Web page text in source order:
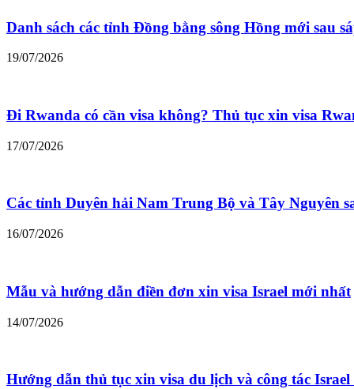
Danh sách các tỉnh Đồng bằng sông Hồng mới sau
19/07/2026
Đi Rwanda có cần visa không? Thủ tục xin visa
17/07/2026
Các tỉnh Duyên hải Nam Trung Bộ và Tây Nguyên
16/07/2026
Mẫu và hướng dẫn điền đơn xin visa Israel mới nhất
14/07/2026
Hướng dẫn thủ tục xin visa du lịch và công tác